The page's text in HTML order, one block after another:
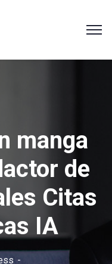
manga
de
Citas
IA